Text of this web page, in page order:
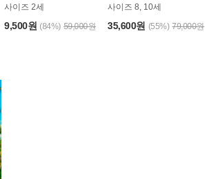
사이즈 2세
9,500원 (84%) 59,000원
사이즈 8, 10세
35,600원 (55%) 79,000원